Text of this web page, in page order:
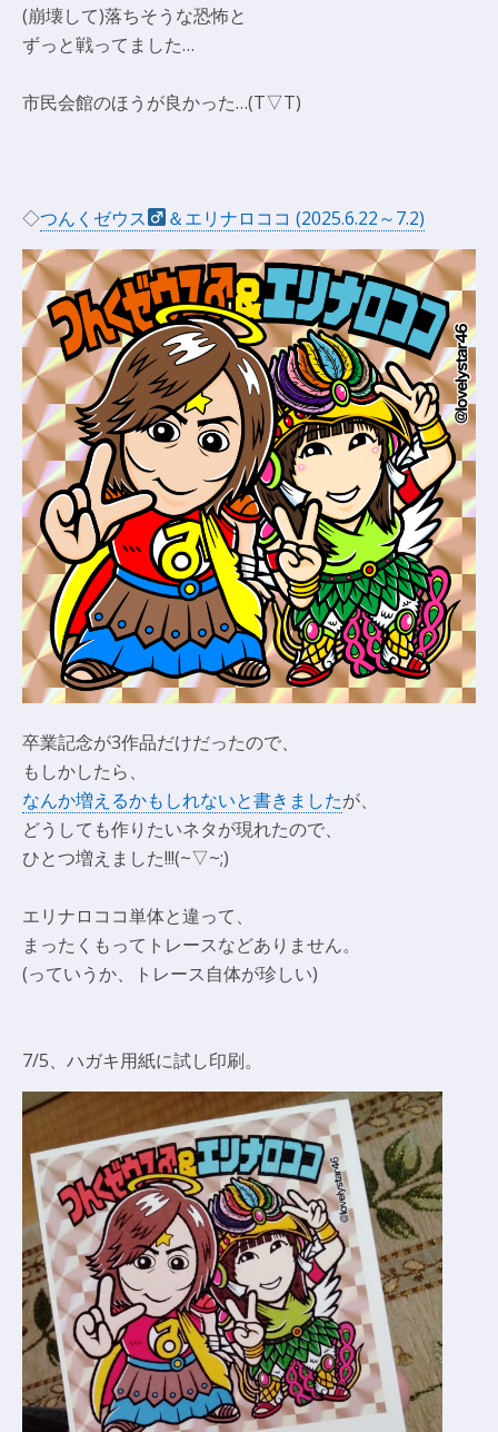
(崩壊して)落ちそうな恐怖と
ずっと戦ってました…
市民会館のほうが良かった…(T▽T)
◇つんくゼウス ＆エリナロココ (2025.6.22～7.2)
卒業記念が3作品だけだったので、
もしかしたら、
なんか増えるかもしれないと書きましたが、
どうしても作りたいネタが現れたので、
ひとつ増えました!!!(~▽~;)
エリナロココ単体と違って、
まったくもってトレースなどありません。
(っていうか、トレース自体が珍しい)
7/5、ハガキ用紙に試し印刷。